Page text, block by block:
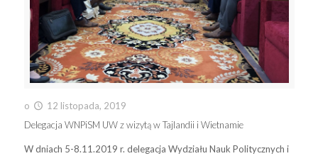
o
12 listopada, 2019
Delegacja WNPiSM UW z wizytą w Tajlandii i Wietnamie
W dniach 5-8.11.2019 r. delegacja Wydziału Nauk Politycznych i